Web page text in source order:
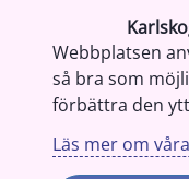
Webbplatsen
så bra som
förbättra den
Läs mer om